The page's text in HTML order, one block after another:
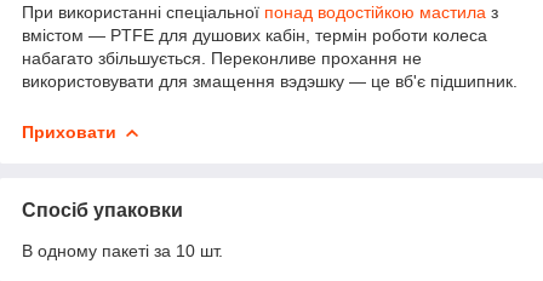
При використанні спеціальної понад водостійкою мастила з
вмістом ― PTFE для душових кабін, термін роботи колеса
набагато збільшується. Переконливе прохання не
використовувати для змащення вэдэшку ― це вб'є підшипник.
Приховати
Спосіб упаковки
В одному пакеті за 10 шт.